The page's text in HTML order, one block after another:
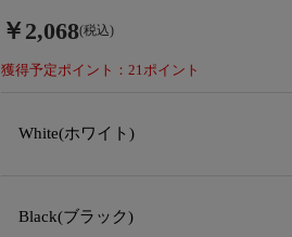
￥2,068(税込)
獲得予定ポイント：21ポイント
White(ホワイト)
Black(ブラック)